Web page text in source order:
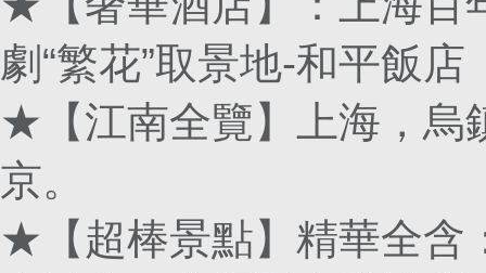
劇“繁花”取景地-和平飯店
★【江南全覽】上海，烏
京。
★【超棒景點】精華全含